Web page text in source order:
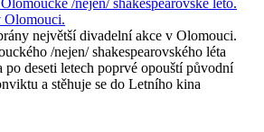
/nejen/ shakespearovské léto.
Olomouci.
největší divadelní akce v Olomouci.
/nejen/ shakespearovského léta
po deseti letech poprvé opouští původní
a stěhuje se do Letního kina